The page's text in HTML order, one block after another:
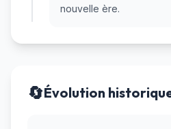
nouvelle ère.
🔄Évolution